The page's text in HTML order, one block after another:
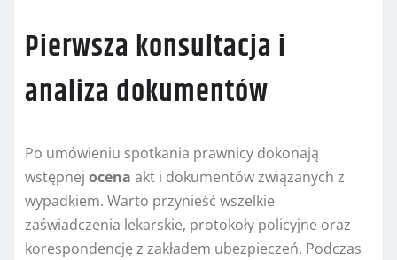
Pierwsza konsultacja i
analiza dokumentów
Po umówieniu spotkania prawnicy dokonają
wstępnej ocena akt i dokumentów związanych z
wypadkiem. Warto przynieść wszelkie
zaświadczenia lekarskie, protokoły policyjne oraz
korespondencję z zakładem ubezpieczeń. Podczas